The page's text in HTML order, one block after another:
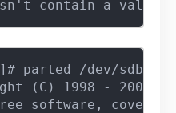
parted /dev/sdb
(C) 1998 - 2004
software, covered